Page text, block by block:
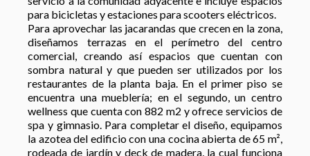
para bicicletas y estaciones para scooters eléctricos.
Para aprovechar las jacarandas que crecen en la zona,
diseñamos terrazas en el perímetro del centro
comercial, creando así espacios que cuentan con
sombra natural y que pueden ser utilizados por los
restaurantes de la planta baja. En el primer piso se
encuentra una mueblería; en el segundo, un centro
wellness que cuenta con 882 m2 y ofrece servicios de
spa y gimnasio. Para completar el diseño, equipamos
la azotea del edificio con una cocina abierta de 65 m²,
rodeada de jardín y deck de madera, la cual funciona